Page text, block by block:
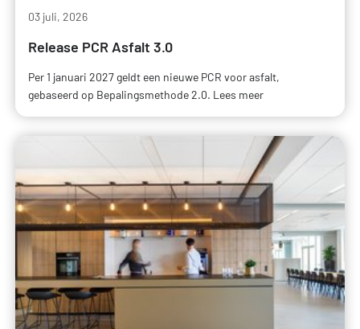
03 juli, 2026
Release PCR Asfalt 3.0
Per 1 januari 2027 geldt een nieuwe PCR voor asfalt,
gebaseerd op Bepalingsmethode 2.0. Lees meer